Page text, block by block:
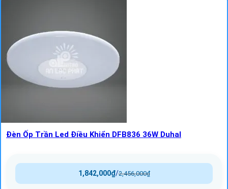
Đèn Ốp Trần Led Điều Khiển DFB836 36W Duhal
2,456,000₫
/
1,842,000₫